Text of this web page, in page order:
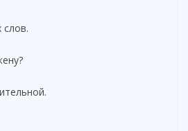
слов.